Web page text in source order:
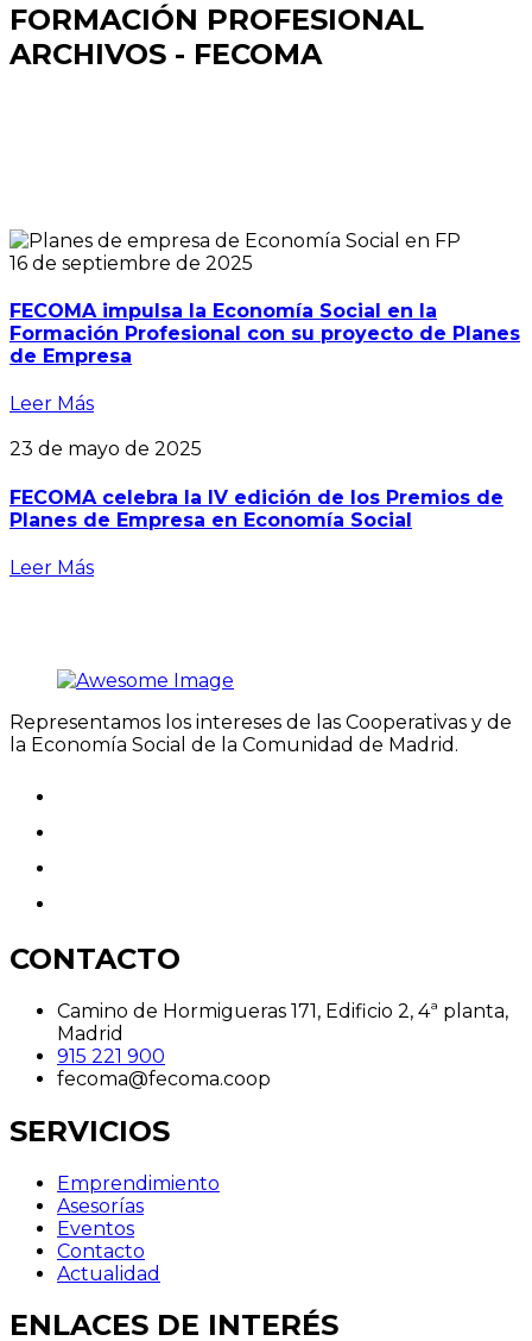
FORMACIÓN PROFESIONAL
ARCHIVOS - FECOMA
16 de septiembre de 2025
FECOMA impulsa la Economía Social en la
Formación Profesional con su proyecto de Planes
de Empresa
Leer Más
23 de mayo de 2025
FECOMA celebra la IV edición de los Premios de
Planes de Empresa en Economía Social
Leer Más
Representamos los intereses de las Cooperativas y de
la Economía Social de la Comunidad de Madrid.
CONTACTO
Camino de Hormigueras 171, Edificio 2, 4ª planta,
Madrid
915 221 900
fecoma@fecoma.coop
SERVICIOS
Emprendimiento
Asesorías
Eventos
Contacto
Actualidad
ENLACES DE INTERÉS